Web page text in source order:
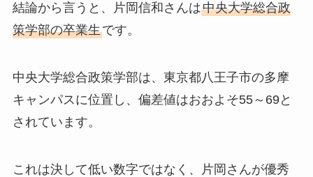
結論から言うと、片岡信和さんは中央大学総合政
策学部の卒業生です。
中央大学総合政策学部は、東京都八王子市の多摩
キャンパスに位置し、偏差値はおおよそ55～69と
されています。
これは決して低い数字ではなく、片岡さんが優秀